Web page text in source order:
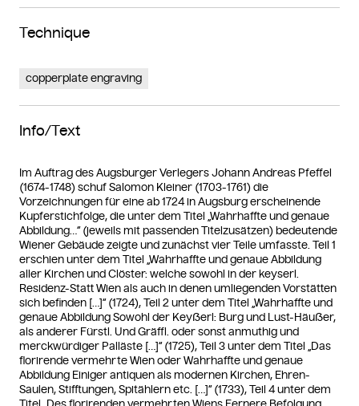
Technique
copperplate engraving
Info/Text
Im Auftrag des Augsburger Verlegers Johann Andreas Pfeffel
(1674-1748) schuf Salomon Kleiner (1703-1761) die
Vorzeichnungen für eine ab 1724 in Augsburg erscheinende
Kupferstichfolge, die unter dem Titel „Wahrhaffte und genaue
Abbildung…“ (jeweils mit passenden Titelzusätzen) bedeutende
Wiener Gebäude zeigte und zunächst vier Teile umfasste. Teil 1
erschien unter dem Titel „Wahrhaffte und genaue Abbildung
aller Kirchen und Clöster: welche sowohl in der keyserl.
Residenz-Statt Wien als auch in denen umliegenden Vorstätten
sich befinden […]“ (1724), Teil 2 unter dem Titel „Wahrhaffte und
genaue Abbildung Sowohl der Keyßerl: Burg und Lust-Häußer,
als anderer Fürstl. Und Gräffl. oder sonst anmuthig und
merckwürdiger Palläste […]“ (1725), Teil 3 unter dem Titel „Das
florirende vermehrte Wien oder Wahrhaffte und genaue
Abbildung Einiger antiquen als modernen Kirchen, Ehren-
Saulen, Stifftungen, Spitählern etc. […]“ (1733), Teil 4 unter dem